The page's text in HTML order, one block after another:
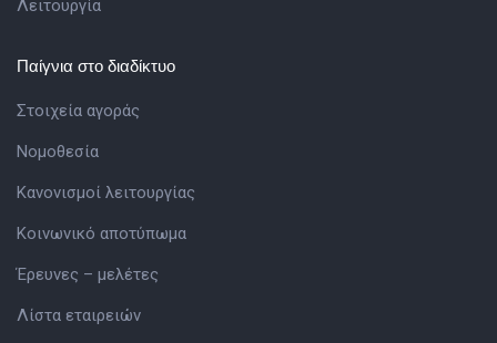
Λειτουργία
Παίγνια στο διαδίκτυο
Στοιχεία αγοράς
Νομοθεσία
Κανονισμοί λειτουργίας
Κοινωνικό αποτύπωμα
Έρευνες – μελέτες
Λίστα εταιρειών